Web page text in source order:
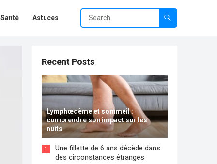
Santé Astuces
Recent Posts
Lymphœdème et sommeil :
comprendre son impact sur les
nuits
1
Une fillette de 6 ans décède dans
des circonstances étranges